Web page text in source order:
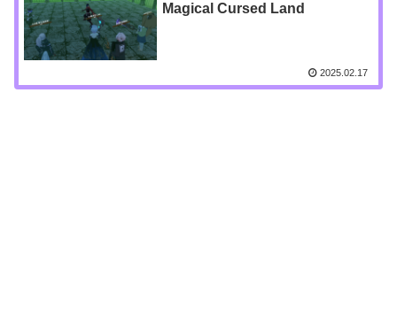
Magical Cursed Land
2025.02.17